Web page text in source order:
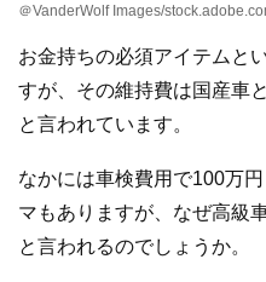
＠VanderWolf Images/
お金持ちの必須アイテムと
すが、その維持費は国産車
と言われています。
なかには車検費用で100万
マもありますが、なぜ高級
と言われるのでしょうか。